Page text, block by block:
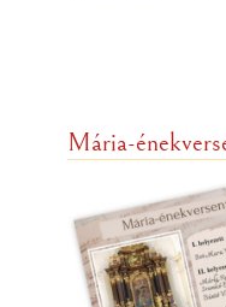
Mária-